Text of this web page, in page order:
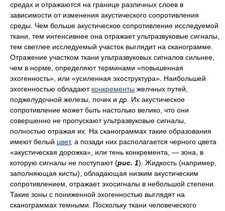
средах и отражаются на границе различных слоев в
зависимости от изменения акустического сопротивления
среды. Чем больше акустическое сопротивление исследуемой
ткани, тем интенсивнее она отражает ультразвуковые сигналы,
тем светлее исследуемый участок выглядит на сканограмме.
Отражение участком ткани ультразвуковых сигналов сильнее,
чем в норме, определяют терминами «повышенная
эхогенность», или «усиленная эхоструктура». Наибольшей
эхогенностью обладают конкременты желчных путей,
поджелудочной железы, почек и др. Их акустическое
сопротивление может быть настолько велико, что они
совершенно не пропускают ультразвуковые сигналы,
полностью отражая их. На сканограммах такие образования
имеют белый цвет, а позади них располагается черного цвета
«акустическая дорожка», или тень конкремента, — зона, в
которую сигналы не поступают (рис. 1). Жидкость (например,
заполняющая кисты), обладающая низким акустическим
сопротивлением, отражает эхосигналы в небольшой степени.
Такие зоны с пониженной эхогенностью выглядят на
сканограммах темными. Поскольку ткани человеческого